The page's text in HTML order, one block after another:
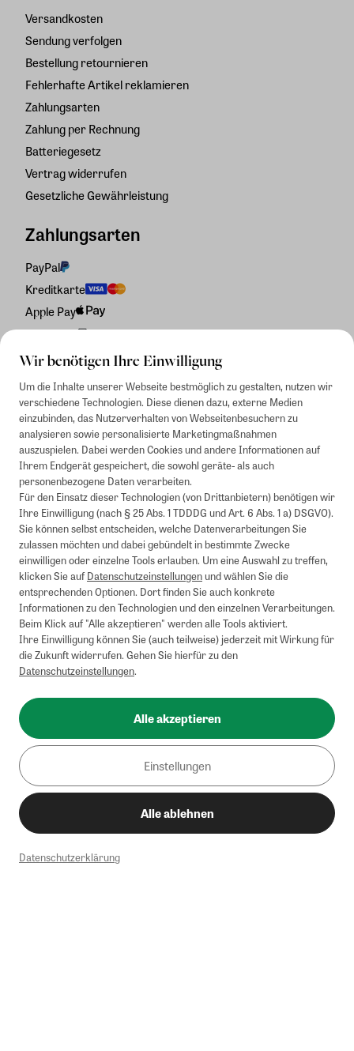
Wir benötigen Ihre Einwilligung
Um die Inhalte unserer Webseite bestmöglich zu gestalten, nutzen wir
verschiedene Technologien. Diese dienen dazu, externe Medien
einzubinden, das Nutzerverhalten von Webseitenbesuchern zu
analysieren sowie personalisierte Marketingmaßnahmen
auszuspielen. Dabei werden Cookies und andere Informationen auf
Ihrem Endgerät gespeichert, die sowohl geräte- als auch
personenbezogene Daten verarbeiten.
Für den Einsatz dieser Technologien (von Drittanbietern) benötigen wir
Ihre Einwilligung (nach § 25 Abs. 1 TDDDG und Art. 6 Abs. 1 a) DSGVO).
Sie können selbst entscheiden, welche Datenverarbeitungen Sie
zulassen möchten und dabei gebündelt in bestimmte Zwecke
einwilligen oder einzelne Tools erlauben. Um eine Auswahl zu treffen,
klicken Sie aufDatenschutzeinstellungenund wählen Sie die
entsprechenden Optionen. Dort finden Sie auch konkrete
Informationen zu den Technologien und den einzelnen Verarbeitungen.
Beim Klick auf "Alle akzeptieren" werden alle Tools aktiviert.
Ihre Einwilligung können Sie (auch teilweise) jederzeit mit Wirkung für
die Zukunft widerrufen. Gehen Sie hierfür zu den
Datenschutzeinstellungen.
Alle akzeptieren
Einstellungen
Alle ablehnen
Datenschutzerklärung
Versandkosten
Sendung verfolgen
Bestellung retournieren
Fehlerhafte Artikel reklamieren
Zahlungsarten
Zahlung per Rechnung
Batteriegesetz
Vertrag widerrufen
Gesetzliche Gewährleistung
Zahlungsarten
PayPal
Kreditkarte
Apple Pay
Rechnung